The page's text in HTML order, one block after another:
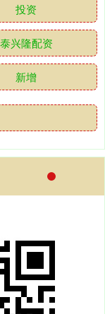
投资
泰兴隆配资
新增